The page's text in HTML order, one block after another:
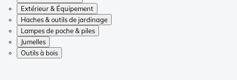
Extérieur & Équipement
Haches & outils de jardinage
Lampes de poche & piles
Jumelles
Outils à bois